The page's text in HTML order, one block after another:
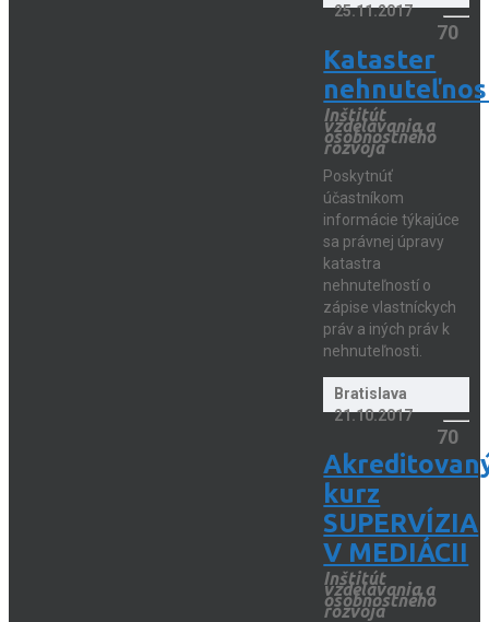
25.11.2017
70
Kataster
Inštitút
vzdelávania a
osobnostného
rozvoja
Poskytnúť
účastníkom
informácie týkajúce
sa právnej úpravy
katastra
nehnuteľností o
zápise vlastníckych
práv a iných práv k
nehnuteľnosti.
Bratislava
21.10.2017
70
kurz
SUPERVÍZIA
V MEDIÁCII
Inštitút
vzdelávania a
osobnostného
rozvoja